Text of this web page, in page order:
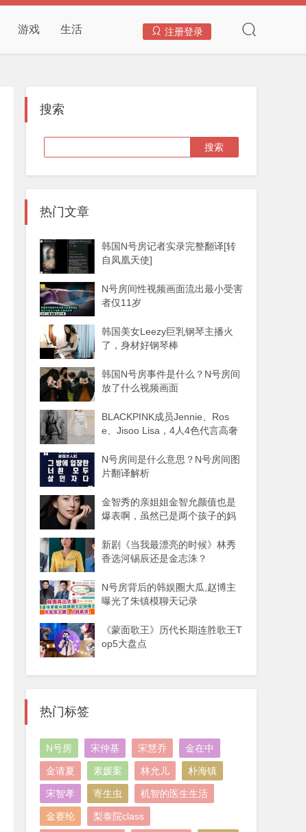
游戏 生活 注册登录
搜索
热门文章
韩国N号房记者实录完整翻译[转
自凤凰天使]
N号房间性视频画面流出最小受害
者仅11岁
韩国美女Leezy巨乳钢琴主播火
了，身材好钢琴棒
韩国N号房事件是什么？N号房间
放了什么视频画面
BLACKPINK成员Jennie、Ros
e、Jisoo Lisa，4人4色代言高奢
N号房间是什么意思？N号房间图
片翻译解析
金智秀的亲姐姐金智允颜值也是
爆表啊，虽然已是两个孩子的妈
新剧《当我最漂亮的时候》林秀
香选河锡辰还是金志洙？
N号房背后的韩娱圈大瓜,赵博主
曝光了朱镇模聊天记录
《蒙面歌王》历代长期连胜歌王T
op5大盘点
热门标签
N号房 宋仲基 宋慧乔 金在中
金请夏 素媛案 林允儿 朴海镇
宋智孝 寄生虫 机智的医生生活
金赛纶 梨泰院class